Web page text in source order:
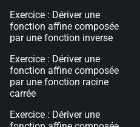
Exercice : Dériver une
fonction affine composée
par une fonction inverse
Exercice : Dériver une
fonction affine composée
par une fonction racine
carrée
Exercice : Dériver une